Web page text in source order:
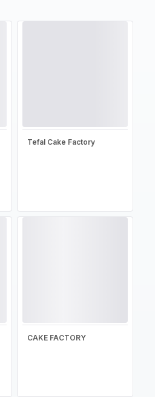
Tefal Cake Factory
CAKE FACTORY